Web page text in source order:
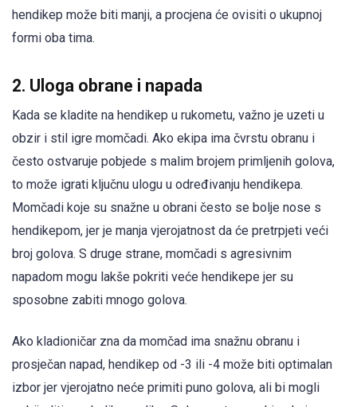
hendikep može biti manji, a procjena će ovisiti o ukupnoj
formi oba tima.
2. Uloga obrane i napada
Kada se kladite na hendikep u rukometu, važno je uzeti u
obzir i stil igre momčadi. Ako ekipa ima čvrstu obranu i
često ostvaruje pobjede s malim brojem primljenih golova,
to može igrati ključnu ulogu u određivanju hendikepa.
Momčadi koje su snažne u obrani često se bolje nose s
hendikepom, jer je manja vjerojatnost da će pretrpjeti veći
broj golova. S druge strane, momčadi s agresivnim
napadom mogu lakše pokriti veće hendikepe jer su
sposobne zabiti mnogo golova.
Ako kladioničar zna da momčad ima snažnu obranu i
prosječan napad, hendikep od -3 ili -4 može biti optimalan
izbor jer vjerojatno neće primiti puno golova, ali bi mogli